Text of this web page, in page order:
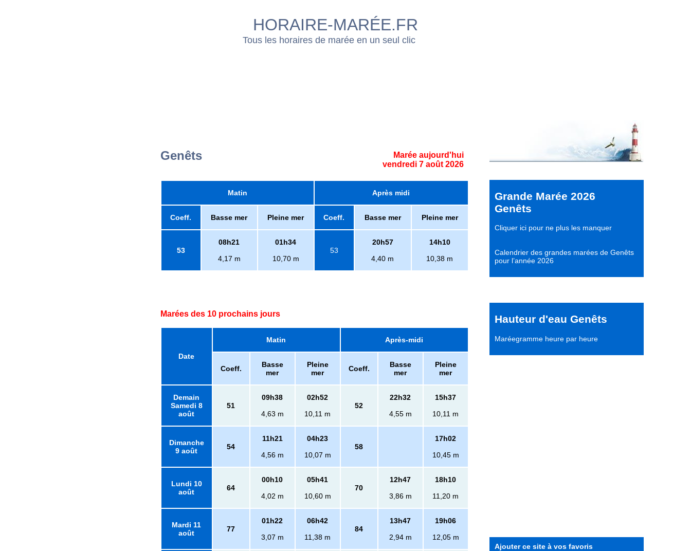
HORAIRE-MARÉE.FR
Tous les horaires de marée en un seul clic
Genêts
Marée aujourd'hui
vendredi 7 août 2026
Matin Après midi
Coeff. Basse mer Pleine mer Coeff. Basse mer Pleine mer
53
08h21
4,17 m
01h34
10,70 m
53
20h57
4,40 m
14h10
10,38 m
Marées des 10 prochains jours
Date
Matin Après-midi
Coeff.
Basse
mer
Pleine
mer
Coeff.
Basse
mer
Pleine
mer
Demain
Samedi 8
août
51
09h38
4,63 m
02h52
10,11 m
52
22h32
4,55 m
15h37
10,11 m
Dimanche
9 août
54
11h21
4,56 m
04h23
10,07 m
58
17h02
10,45 m
Lundi 10
août
64
00h10
4,02 m
05h41
10,60 m
70
12h47
3,86 m
18h10
11,20 m
Mardi 11
août
77
01h22
3,07 m
06h42
11,38 m
84
13h47
2,94 m
19h06
12,05 m
Grande Marée 2026
Genêts
Cliquer ici pour ne plus les manquer
Calendrier des grandes marées de Genêts
pour l’année 2026
Hauteur d'eau Genêts
Maréegramme heure par heure
Ajouter ce site à vos favoris